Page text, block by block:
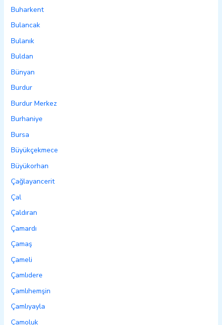
Buharkent
Bulancak
Bulanık
Buldan
Bünyan
Burdur
Burdur Merkez
Burhaniye
Bursa
Büyükçekmece
Büyükorhan
Çağlayancerit
Çal
Çaldıran
Çamardı
Çamaş
Çameli
Çamlıdere
Çamlıhemşin
Çamlıyayla
Çamoluk